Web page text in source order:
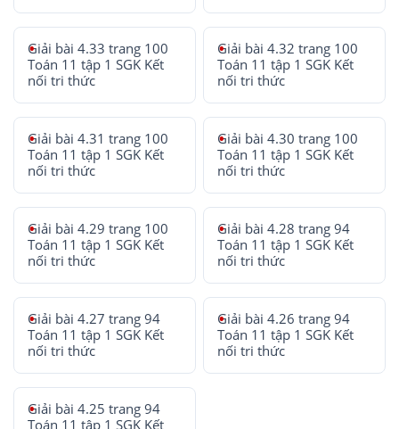
Giải bài 4.33 trang 100
Toán 11 tập 1 SGK Kết
nối tri thức
Giải bài 4.32 trang 100
Toán 11 tập 1 SGK Kết
nối tri thức
Giải bài 4.31 trang 100
Toán 11 tập 1 SGK Kết
nối tri thức
Giải bài 4.30 trang 100
Toán 11 tập 1 SGK Kết
nối tri thức
Giải bài 4.29 trang 100
Toán 11 tập 1 SGK Kết
nối tri thức
Giải bài 4.28 trang 94
Toán 11 tập 1 SGK Kết
nối tri thức
Giải bài 4.27 trang 94
Toán 11 tập 1 SGK Kết
nối tri thức
Giải bài 4.26 trang 94
Toán 11 tập 1 SGK Kết
nối tri thức
Giải bài 4.25 trang 94
Toán 11 tập 1 SGK Kết